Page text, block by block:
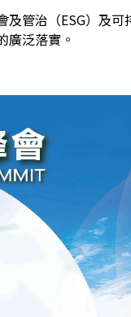
及管治（ESG）及可
廣泛落實。